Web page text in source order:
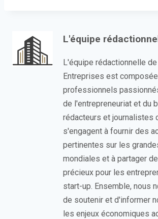
L'équipe
L'équipe rédactionnelle
Entreprises est
professionnels
de l'entrepreneuriat et du
rédacteurs et journalistes
s'engagent à fournir des
pertinentes sur les
mondiales et à partager
précieux pour les
start-up. Ensemble, nous
de soutenir et d'informer
les enjeux économiques